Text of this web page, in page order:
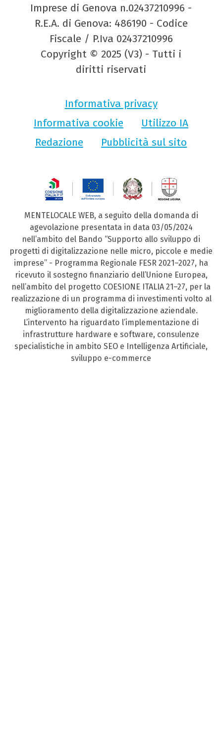
Imprese di Genova n.02437210996 -
R.E.A. di Genova: 486190 - Codice
Fiscale / P.Iva 02437210996
Copyright © 2025 (V3) - Tutti i
diritti riservati
Informativa privacy
Informativa cookie
Utilizzo IA
Redazione
Pubblicità sul sito
MENTELOCALE WEB, a seguito della domanda di
agevolazione presentata in data 03/05/2024
nell’ambito del Bando “Supporto allo sviluppo di
progetti di digitalizzazione nelle micro, piccole e medie
imprese” - Programma Regionale FESR 2021–2027, ha
ricevuto il sostegno finanziario dell’Unione Europea,
nell’ambito del progetto COESIONE ITALIA 21–27, per la
realizzazione di un programma di investimenti volto al
miglioramento della digitalizzazione aziendale.
L’intervento ha riguardato l’implementazione di
infrastrutture hardware e software, consulenze
specialistiche in ambito SEO e Intelligenza Artificiale,
sviluppo e-commerce